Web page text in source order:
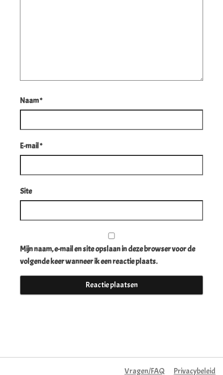
Naam*
E-mail*
Site
Mijn naam, e-mail en site opslaan in deze browser voor de
volgende keer wanneer ik een reactie plaats.
Vragen/FAQ Privacybeleid